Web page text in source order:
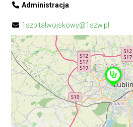
Administracja
1szpitalwojskowy@1szw.pl